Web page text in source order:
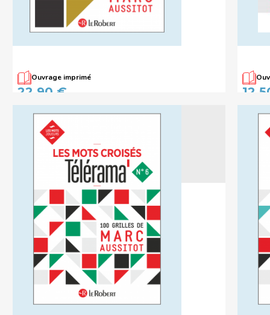
Ouvrage imprimé
Les mots croisés Télérama, les
Aussitot
22,90 € Les